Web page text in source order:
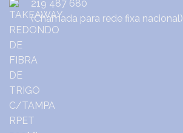
219 487 680
(Chamada para rede fixa nacional)